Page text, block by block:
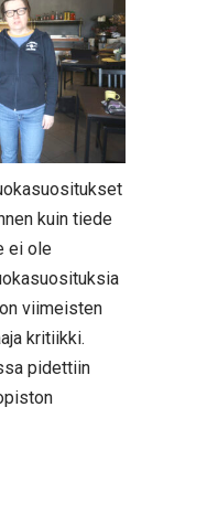
kuin tiede
ei ole
viimeisten
kritiikki.
pidettiin